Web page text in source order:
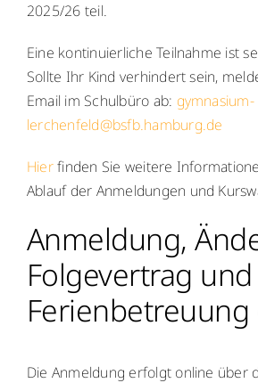
2025/26 teil.
Eine kontinuierliche Teilnahme ist
Sollte Ihr Kind verhindert sein,
Email im Schulbüro ab: gymnasium-
lerchenfeld@bsfb.hamburg.de
Hierfinden Sie weitere
Ablauf der Anmeldungen und
Anmeldung,
Folgevertrag und
Ferienbetreuung
Die Anmeldung erfolgt online über